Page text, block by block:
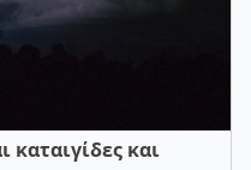
καταιγίδες και